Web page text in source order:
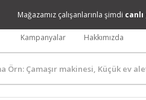
Mağazamız çalışanlarınla şimdi canlı
Kampanyalar Hakkımızda